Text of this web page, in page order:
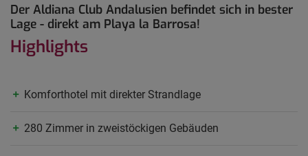
Der Aldiana Club Andalusien befindet sich in bester
Lage - direkt am Playa la Barrosa!
Highlights
Komforthotel mit direkter Strandlage
280 Zimmer in zweistöckigen Gebäuden